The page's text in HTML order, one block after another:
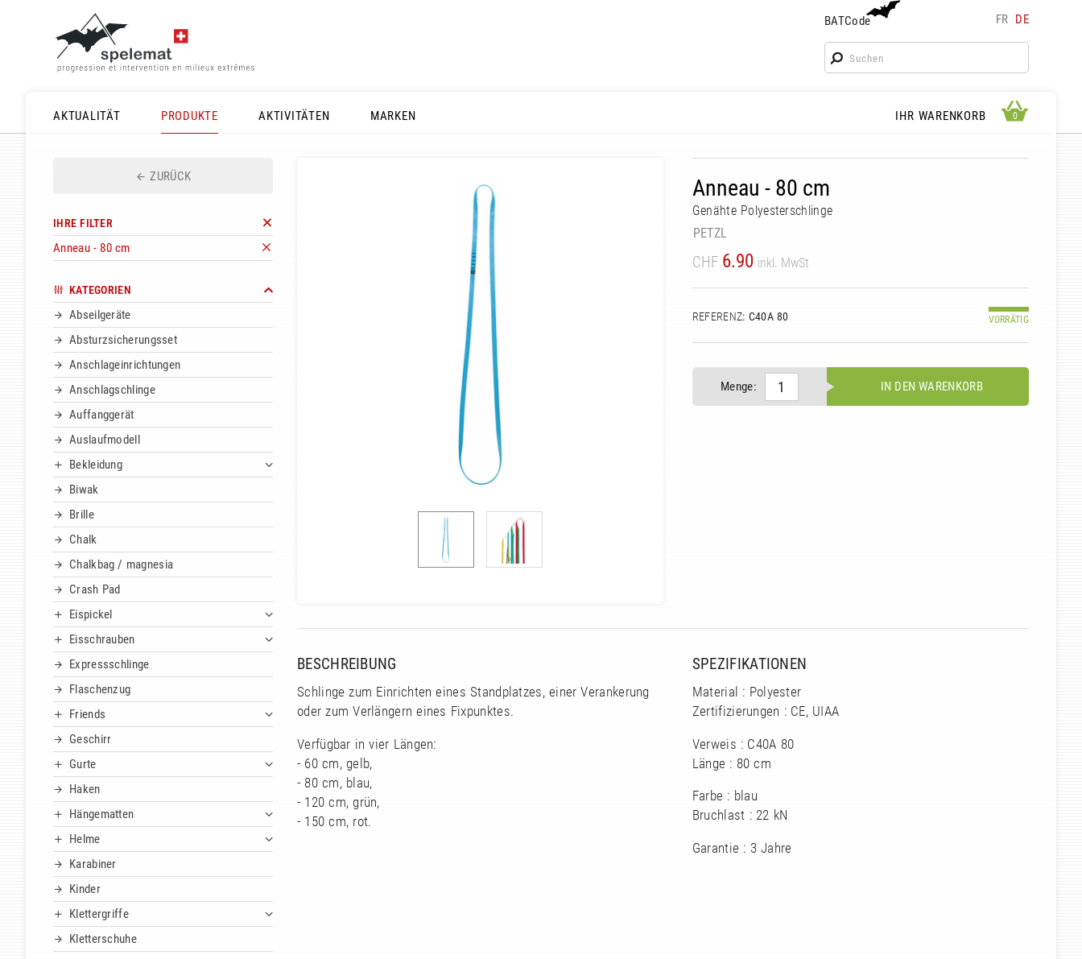
BATCode FR DE
BATCode
Geben Sie Ihren Namen ein und bestätigen
AKTUALITÄT
PRODUKTE AKTIVITÄTEN MARKEN IHR WARENKORB 0 0
ZURÜCK
IHRE FILTER
Anneau - 80 cm
KATEGORIEN
Abseilgeräte
Absturzsicherungsset
Anschlageinrichtungen
Anschlagschlinge
Auffanggerät
Auslaufmodell
Bekleidung
Biwak
Brille
Chalk
Chalkbag / magnesia
Crash Pad
Eispickel
Eisschrauben
Expressschlinge
Flaschenzug
Friends
Geschirr
Gurte
Haken
Hängematten
Helme
Karabiner
Kinder
Klettergriffe
Kletterschuhe
Anneau - 80 cm
Genähte Polyesterschlinge
PETZL
CHF 6.90 inkl. MwSt
REFERENZ: C40A 80 VORRÄTIG
Menge: IN DEN WARENKORB
BESCHREIBUNG
Schlinge zum Einrichten eines Standplatzes, einer Verankerung
oder zum Verlängern eines Fixpunktes.
Verfügbar in vier Längen:
- 60 cm, gelb,
- 80 cm, blau,
- 120 cm, grün,
- 150 cm, rot.
SPEZIFIKATIONEN
Material : Polyester
Zertifizierungen : CE, UIAA
Verweis : C40A 80
Länge : 80 cm
Farbe : blau
Bruchlast : 22 kN
Garantie : 3 Jahre